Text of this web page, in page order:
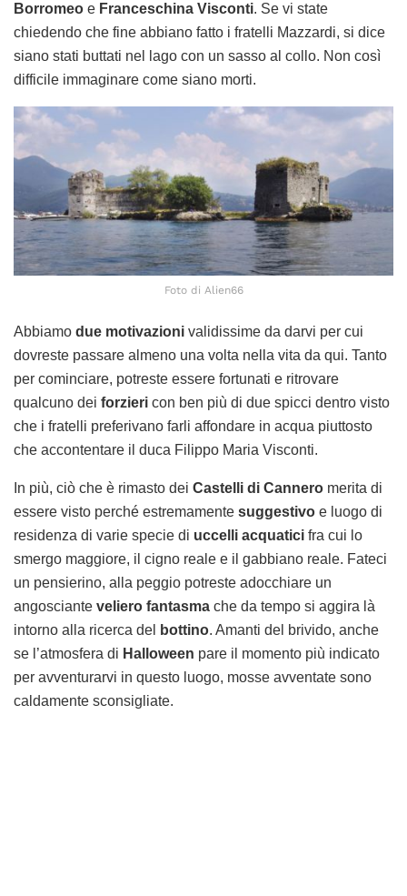
Borromeo e Franceschina Visconti. Se vi state
chiedendo che fine abbiano fatto i fratelli Mazzardi, si dice
siano stati buttati nel lago con un sasso al collo. Non così
difficile immaginare come siano morti.
Foto di Alien66
Abbiamo due motivazioni validissime da darvi per cui
dovreste passare almeno una volta nella vita da qui. Tanto
per cominciare, potreste essere fortunati e ritrovare
qualcuno dei forzieri con ben più di due spicci dentro visto
che i fratelli preferivano farli affondare in acqua piuttosto
che accontentare il duca Filippo Maria Visconti.
In più, ciò che è rimasto dei Castelli di Cannero merita di
essere visto perché estremamente suggestivo e luogo di
residenza di varie specie di uccelli acquatici fra cui lo
smergo maggiore, il cigno reale e il gabbiano reale. Fateci
un pensierino, alla peggio potreste adocchiare un
angosciante veliero fantasma che da tempo si aggira là
intorno alla ricerca del
bottino. Amanti del brivido, anche
se l’atmosfera di Halloween pare il momento più indicato
per avventurarvi in questo luogo, mosse avventate sono
caldamente sconsigliate.